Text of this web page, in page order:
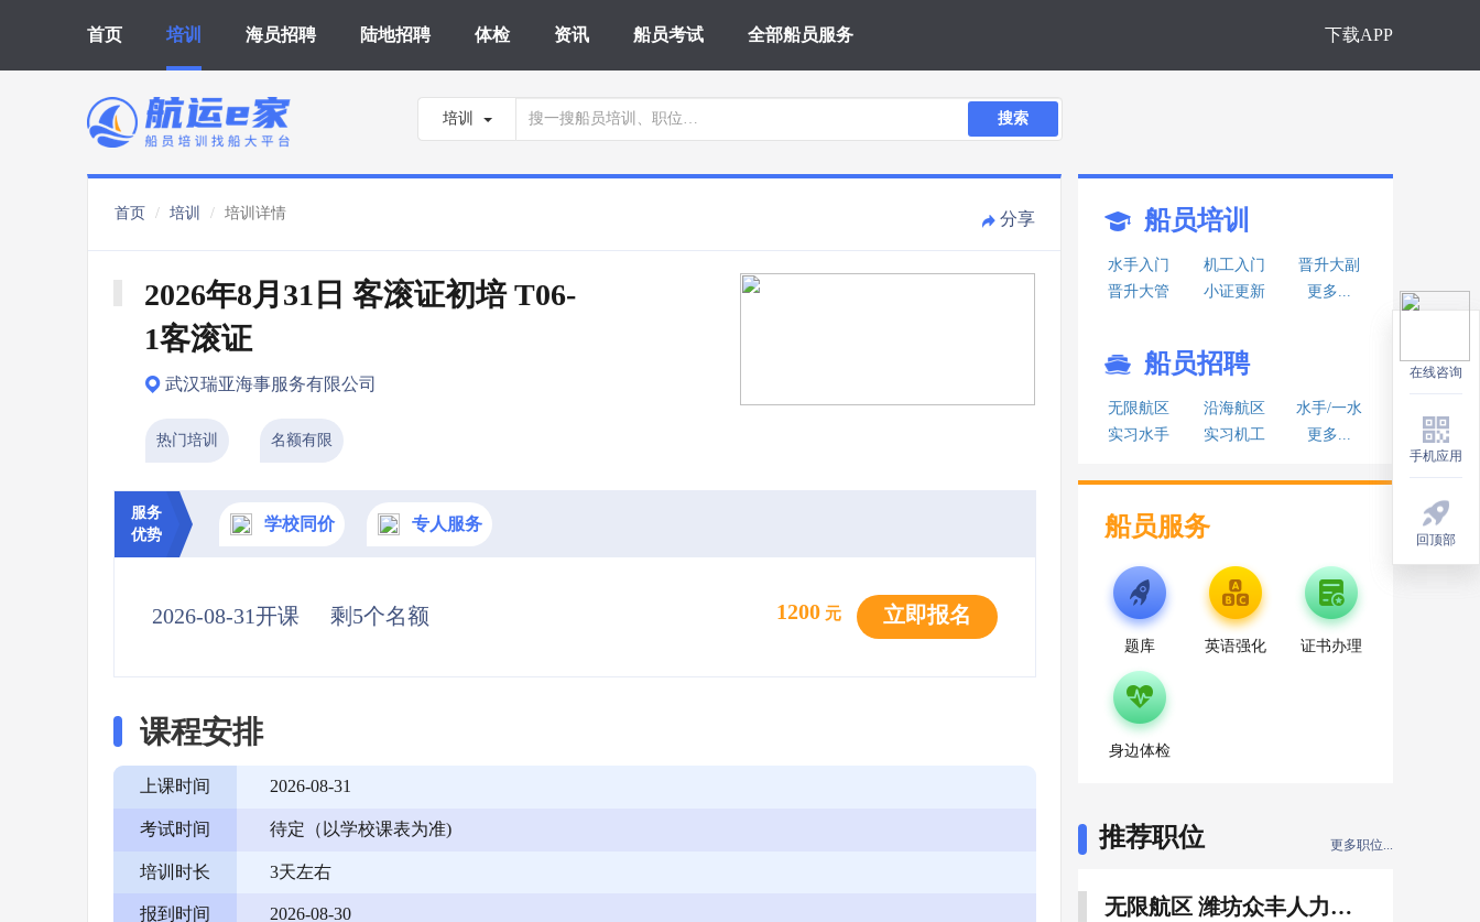
首页 培训 海员招聘 陆地招聘 体检 资讯 船员考试 全部船员服务 下载APP
培训 搜索
首页 培训 培训详情 分享
2026年8月31日 客滚证初培 T06-
1客滚证
武汉瑞亚海事服务有限公司
热门培训 名额有限
服务
优势
学校同价 专人服务
2026-08-31开课 剩5个名额 1200 元 立即报名
课程安排
上课时间 2026-08-31
考试时间 待定（以学校课表为准)
培训时长 3天左右
报到时间 2026-08-30
船员培训
水手入门 机工入门
晋升大副
晋升大管
小证更新 更多...
船员招聘
无限航区 沿海航区
水手/一水
实习水手
实习机工 更多...
船员服务
题库 英语强化 证书办理
身边体检
推荐职位 更多职位...
无限航区 潍坊众丰人力资源有限公司 服务生 8月上船
在线咨询
手机应用
回顶部
在线咨询
手机应用
回顶部